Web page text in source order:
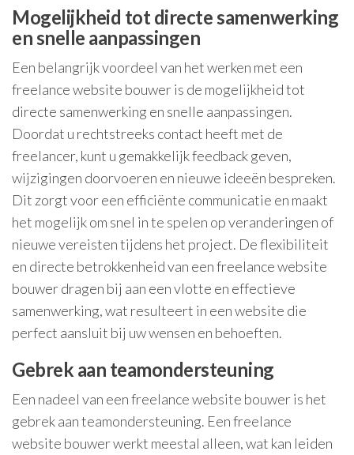
Mogelijkheid tot directe samenwerking
en snelle aanpassingen
Een belangrijk voordeel van het werken met een
freelance website bouwer is de mogelijkheid tot
directe samenwerking en snelle aanpassingen.
Doordat u rechtstreeks contact heeft met de
freelancer, kunt u gemakkelijk feedback geven,
wijzigingen doorvoeren en nieuwe ideeën bespreken.
Dit zorgt voor een efficiënte communicatie en maakt
het mogelijk om snel in te spelen op veranderingen of
nieuwe vereisten tijdens het project. De flexibiliteit
en directe betrokkenheid van een freelance website
bouwer dragen bij aan een vlotte en effectieve
samenwerking, wat resulteert in een website die
perfect aansluit bij uw wensen en behoeften.
Gebrek aan teamondersteuning
Een nadeel van een freelance website bouwer is het
gebrek aan teamondersteuning. Een freelance
website bouwer werkt meestal alleen, wat kan leiden